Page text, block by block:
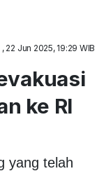
22 Jun 2025, 19:29 WIB
ke RI
yang telah